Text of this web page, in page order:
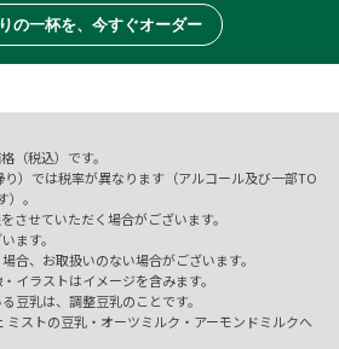
の一杯を、今すぐオーダー
（税込）です。
）では税率が異なります（アルコール及び一部TO
。
させていただく場合がございます。
ます。
合、お取扱いのない場合がございます。
イラストはイメージを含みます。
豆乳は、調整豆乳のことです。
ミストの豆乳・オーツミルク・アーモンドミルクへ